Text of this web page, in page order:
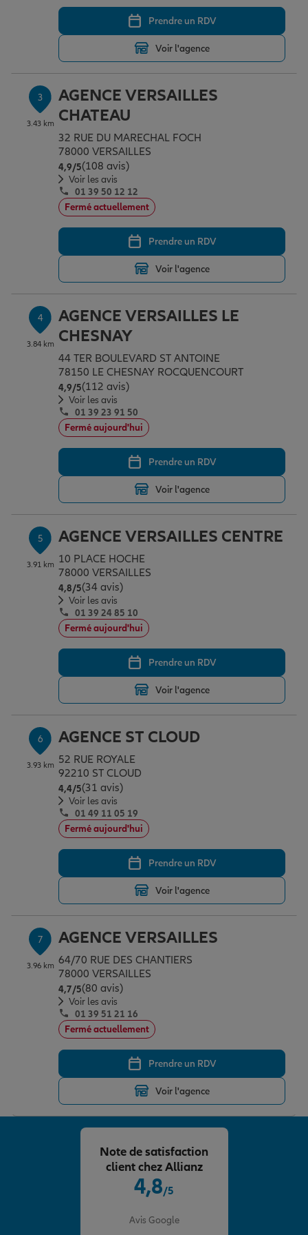
Garantie des accidents de la vie
Assurance scolaire
Protection juridique
Retraite
Tous nos devis d'assurance
Prendre un RDV
Voir l'agence
3
3.43 km
AGENCE VERSAILLES
CHATEAU
32 RUE DU MARECHAL FOCH
78000 VERSAILLES
4,9/5Note de 4.9 sur 5
(108 avis)
Voir les avis
01 39 50 12 12
Fermé actuellement
Prendre un RDV
Voir l'agence
4
3.84 km
AGENCE VERSAILLES LE
CHESNAY
44 TER BOULEVARD ST ANTOINE
78150 LE CHESNAY ROCQUENCOURT
4,9/5Note de 4.9 sur 5
(112 avis)
Voir les avis
01 39 23 91 50
Fermé aujourd'hui
Prendre un RDV
Voir l'agence
5
3.91 km
AGENCE VERSAILLES CENTRE
10 PLACE HOCHE
78000 VERSAILLES
4,8/5Note de 4.8 sur 5
(34 avis)
Voir les avis
01 39 24 85 10
Fermé aujourd'hui
Prendre un RDV
Voir l'agence
6
3.93 km
AGENCE ST CLOUD
52 RUE ROYALE
92210 ST CLOUD
4,4/5Note de 4.4 sur 5
(31 avis)
Voir les avis
01 49 11 05 19
Fermé aujourd'hui
Prendre un RDV
Voir l'agence
7
3.96 km
AGENCE VERSAILLES
64/70 RUE DES CHANTIERS
78000 VERSAILLES
4,7/5Note de 4.7 sur 5
(80 avis)
Voir les avis
01 39 51 21 16
Fermé actuellement
Prendre un RDV
Voir l'agence
4,8/5
Avis Google
Note de satisfaction
client chez Allianz